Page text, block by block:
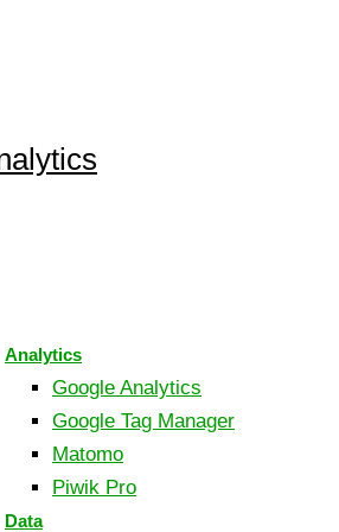
Analytics
Google Analytics
Google Tag Manager
Matomo
Piwik Pro
Data